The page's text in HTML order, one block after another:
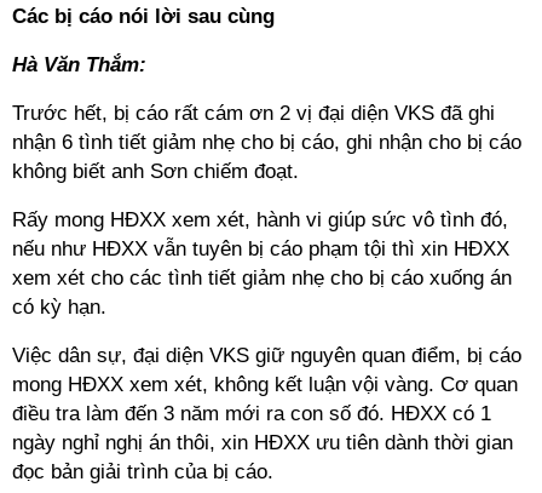
Các bị cáo nói lời sau cùng
Hà Văn Thắm:
Trước hết, bị cáo rất cám ơn 2 vị đại diện VKS đã ghi
nhận 6 tình tiết giảm nhẹ cho bị cáo, ghi nhận cho bị cáo
không biết anh Sơn chiếm đoạt.
Rấy mong HĐXX xem xét, hành vi giúp sức vô tình đó,
nếu như HĐXX vẫn tuyên bị cáo phạm tội thì xin HĐXX
xem xét cho các tình tiết giảm nhẹ cho bị cáo xuống án
có kỳ hạn.
Việc dân sự, đại diện VKS giữ nguyên quan điểm, bị cáo
mong HĐXX xem xét, không kết luận vội vàng. Cơ quan
điều tra làm đến 3 năm mới ra con số đó. HĐXX có 1
ngày nghỉ nghị án thôi, xin HĐXX ưu tiên dành thời gian
đọc bản giải trình của bị cáo.